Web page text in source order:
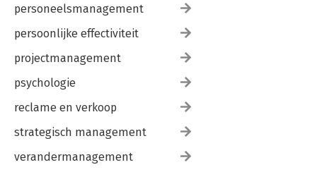
personeelsmanagement
persoonlijke effectiviteit
projectmanagement
psychologie
reclame en verkoop
strategisch management
verandermanagement